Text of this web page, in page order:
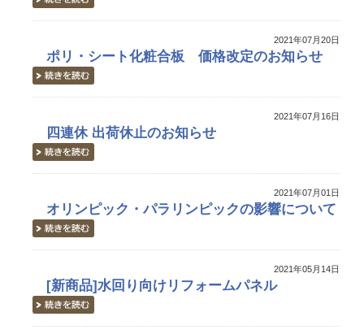
2021年07月20日
ポリ・シート化粧合板 価格改定のお知らせ
2021年07月16日
四連休 出荷休止のお知らせ
2021年07月01日
オリンピック・パラリンピックの影響について
2021年05月14日
[新商品]水回り向けリフォームパネル